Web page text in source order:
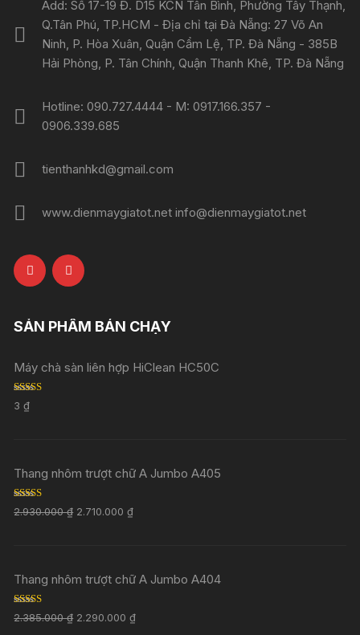
Add: Số 17-19 Đ. D15 KCN Tân Bình, Phường Tây Thạnh,
Q.Tân Phú, TP.HCM - Địa chỉ tại Đà Nẵng: 27 Võ An
Ninh, P. Hòa Xuân, Quận Cẩm Lệ, TP. Đà Nẵng - 385B
Hải Phòng, P. Tân Chính, Quận Thanh Khê, TP. Đà Nẵng
Hotline: 090.727.4444 - M: 0917.166.357 -
0906.339.685
tienthanhkd@gmail.com
www.dienmaygiatot.net info@dienmaygiatot.net
SẢN PHẨM BÁN CHẠY
Máy chà sàn liên hợp HiClean HC50C
Rated
out of 5
3₫
Thang nhôm trượt chữ A Jumbo A405
Rated 5.00
out of 5
2.930.000₫ 2.710.000₫
Thang nhôm trượt chữ A Jumbo A404
Rated 5.00
out of 5
2.385.000₫ 2.290.000₫